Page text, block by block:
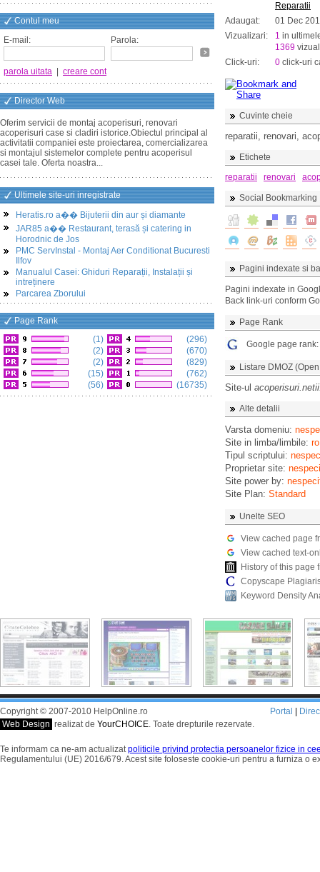
Contul meu
E-mail:
Parola:
parola uitata creare cont
Director Web
Oferim servicii de montaj acoperisuri, renovari
acoperisuri case si cladiri istorice.Obiectul principal al
activitatii companiei este proiectarea, comercializarea
si montajul sistemelor complete pentru acoperisul
casei tale. Oferta noastra...
Ultimele site-uri inregistrate
Heratis.ro a�� Bijuterii din aur și diamante
JAR85 a�� Restaurant, terasă și catering in
Horodnic de Jos
PMC ServInstal - Montaj Aer Conditionat Bucuresti
Ilfov
Manualul Casei: Ghiduri Reparații, Instalații și
intreținere
Parcarea Zborului
Page Rank
(1)
(2)
(2)
(15)
(56)
(296)
(670)
(829)
(762)
(16735)
Reparatii
Adaugat:
01 Dec
Vizualizari:
1 in
1369
Click-uri:
0 click-uri
Cuvinte cheie
reparatii, renovari,
Etichete
reparatii
renovari
Social Bookmarking
Pagini indexate si
Pagini indexate in
Back link-uri conform
Page Rank
Google page rank:
Listare DMOZ
Site-ul
Alte detalii
Varsta domeniu:
Site in limba/limbile: ro
Tipul scriptului:
Proprietar site:
Site power by:
Site Plan: Standard
Unelte SEO
View cached page
View cached text-
History of this page
Copyscape
Keyword Density
Copyright © 2007-2010 HelpOnline.ro
Web Design realizat de YourCHOICE. Toate drepturile rezervate.
Portal
Te informam ca ne-am actualizatpoliticile privind protectia persoanelor fizice in
Regulamentului (UE) 2016/679. Acest site foloseste cookie-uri pentru a furniza o